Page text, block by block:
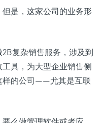
是，这家公司的业务形
复杂销售服务，涉及到
具，为大型企业销售侧
样的公司——尤其是互联